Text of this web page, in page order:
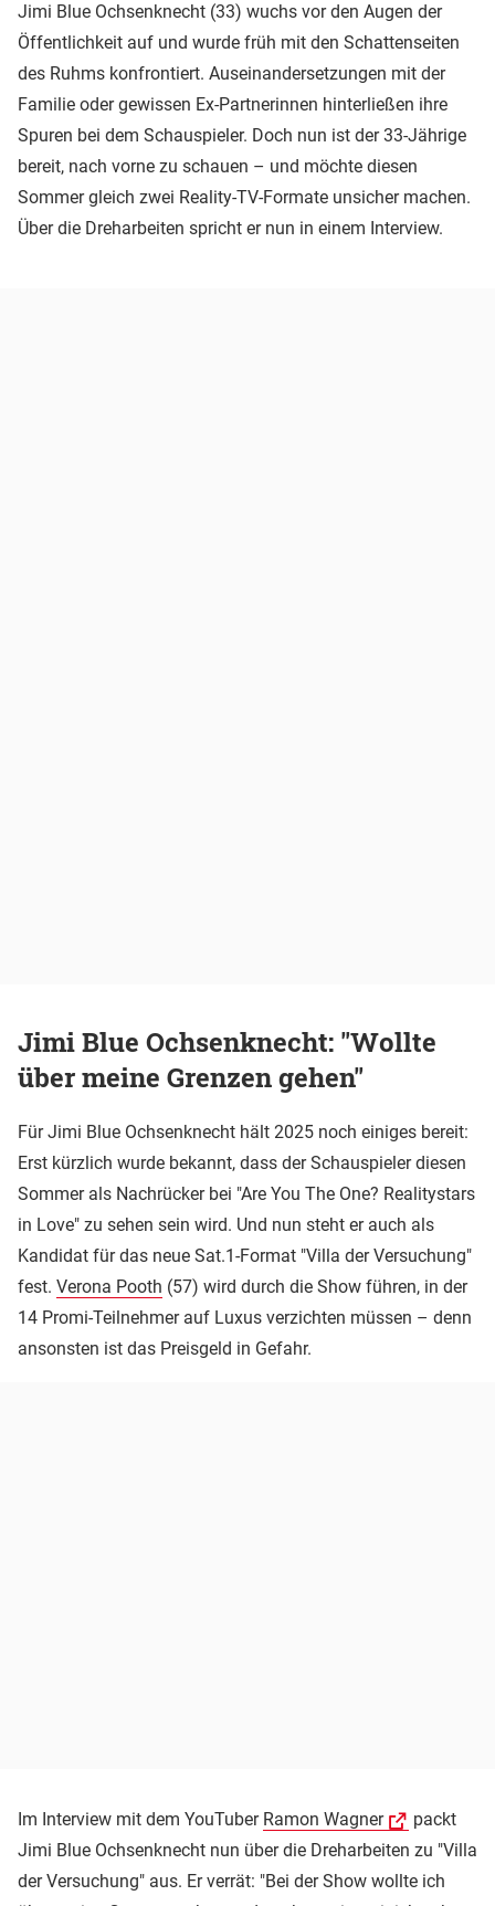
Jimi Blue Ochsenknecht (33) wuchs vor den Augen der
Öffentlichkeit auf und wurde früh mit den Schattenseiten
des Ruhms konfrontiert. Auseinandersetzungen mit der
Familie oder gewissen Ex-Partnerinnen hinterließen ihre
Spuren bei dem Schauspieler. Doch nun ist der 33-Jährige
bereit, nach vorne zu schauen – und möchte diesen
Sommer gleich zwei Reality-TV-Formate unsicher machen.
Über die Dreharbeiten spricht er nun in einem Interview.
Jimi Blue Ochsenknecht: "Wollte
über meine Grenzen gehen"
Für Jimi Blue Ochsenknecht hält 2025 noch einiges bereit:
Erst kürzlich wurde bekannt, dass der Schauspieler diesen
Sommer als Nachrücker bei "Are You The One? Realitystars
in Love" zu sehen sein wird. Und nun steht er auch als
Kandidat für das neue Sat.1-Format "Villa der Versuchung"
fest. Verona Pooth (57) wird durch die Show führen, in der
14 Promi-Teilnehmer auf Luxus verzichten müssen – denn
ansonsten ist das Preisgeld in Gefahr.
Im Interview mit dem YouTuber Ramon Wagner
packt
Jimi Blue Ochsenknecht nun über die Dreharbeiten zu "Villa
der Versuchung" aus. Er verrät: "Bei der Show wollte ich